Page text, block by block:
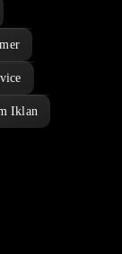
Iklan